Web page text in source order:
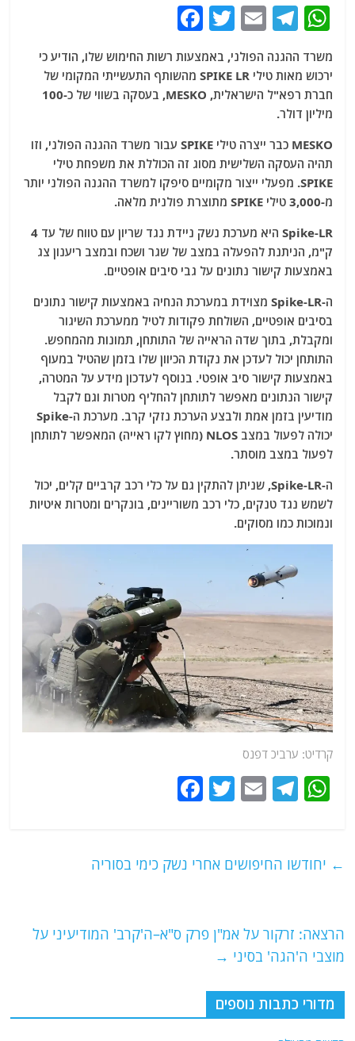
W
at
s
A
p
p
T
e
g
m
E
m
ai
l
T
itt
er
c
e
o
o
k
משרד ההגנה הפולני, באמצעות רשות החימוש שלו, הודיע ​​כי
ירכוש מאות טילי SPIKE LR מהשותף התעשייתי המקומי של
חברת רפא"ל הישראלית, MESKO, בעסקה בשווי של כ-100
מיליון דולר.
MESKO כבר ייצרה טילי SPIKE עבור משרד ההגנה הפולני, וזו
תהיה העסקה השלישית מסוג זה הכוללת את משפחת טילי
SPIKE. מפעלי ייצור מקומיים סיפקו למשרד ההגנה הפולני יותר
מ-3,000 טילי SPIKE מתוצרת פולנית מלאה.
Spike-LR היא מערכת נשק ניידת נגד שריון עם טווח של עד 4
ק"מ, הניתנת להפעלה במצב של שגר ושכח ובמצב ריענון צג
באמצעות קישור נתונים על גבי סיבים אופטיים.
ה-Spike-LR מצוידת במערכת הנחיה באמצעות קישור נתונים
בסיבים אופטיים, השולחת פקודות לטיל ממערכת השיגור
ומקבלת, בתוך שדה הראייה של התותחן, תמונות מהמחפש.
התותחן יכול לעדכן את נקודת הכיוון שלו בזמן שהטיל במעוף
באמצעות קישור סיב אופטי. בנוסף לעדכון מידע על המטרה,
קישור הנתונים מאפשר לתותחן להחליף מטרות וגם לקבל
מודיעין בזמן אמת ולבצע הערכת נזקי קרב. מערכת ה-Spike
יכולה לפעול במצב NLOS (מחוץ לקו ראייה) המאפשר לתותחן
לפעול במצב מוסתר.
ה-Spike-LR, שניתן להתקין גם על כלי רכב קרביים קלים, יכול
לשמש נגד טנקים, כלי רכב משוריינים, בונקרים ומטרות איטיות
ונמוכות כמו מסוקים.
קרדיט: ערביכ דפנס
W
s
p
T
g
E
l
T
er
e
o
← יחודשו החיפושים אחרי נשק כימי בסוריה
הרצאה: זרקור על אמ"ן פרק ס"א–ה'קרב' המודיעיני על
מוצבי ה'הגה' בסיני →
מדורי כתבות נוספים